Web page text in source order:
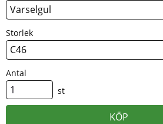
Storlek
Antal
st
KÖP